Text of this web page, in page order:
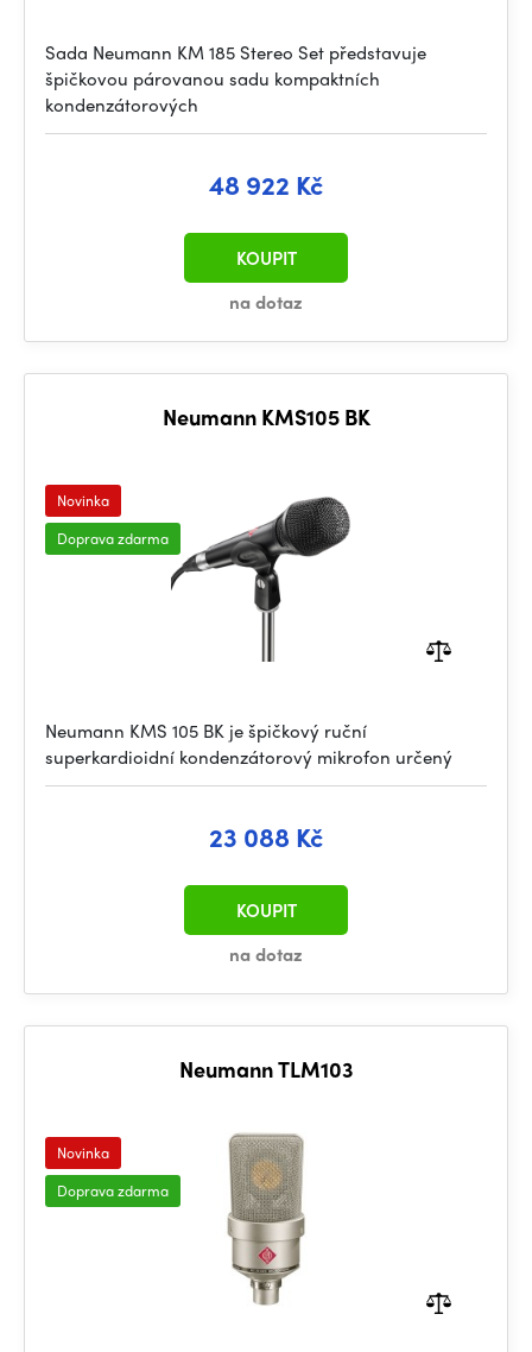
Sada Neumann KM 185 Stereo Set představuje
špičkovou párovanou sadu kompaktních
kondenzátorových
48 922 Kč
na dotaz
KOUPIT
Neumann KMS105 BK
Novinka
Doprava zdarma
Neumann KMS 105 BK je špičkový ruční
superkardioidní kondenzátorový mikrofon určený
23 088 Kč
na dotaz
KOUPIT
Neumann TLM103
Novinka
Doprava zdarma